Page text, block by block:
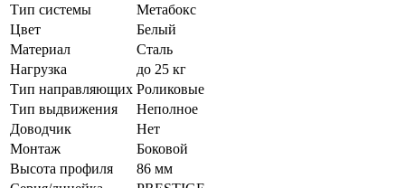
Тип системы
Метабокс
Цвет
Белый
Материал
Сталь
Нагрузка
до 25 кг
Тип направляющих Роликовые
Тип выдвижения
Неполное
Доводчик
Нет
Монтаж
Боковой
Высота профиля
86 мм